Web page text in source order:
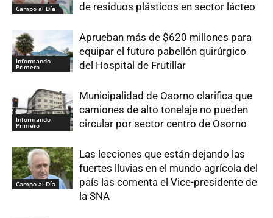
Campo al Día
de residuos plásticos en sector lácteo
Informando
Primero
Aprueban más de $620 millones para
equipar el futuro pabellón quirúrgico
del Hospital de Frutillar
Informando
Primero
Municipalidad de Osorno clarifica que
camiones de alto tonelaje no pueden
circular por sector centro de Osorno
Campo al Día
Las lecciones que están dejando las
fuertes lluvias en el mundo agrícola del
país las comenta el Vice-presidente de
la SNA